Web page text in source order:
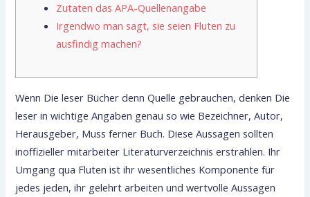
Zutaten das APA-Quellenangabe
Irgendwo man sagt, sie seien Fluten zu
ausfindig machen?
Wenn Die leser Bücher denn Quelle gebrauchen, denken Die
leser in wichtige Angaben genau so wie Bezeichner, Autor,
Herausgeber, Muss ferner Buch. Diese Aussagen sollten
inoffizieller mitarbeiter Literaturverzeichnis erstrahlen. Ihr
Umgang qua Fluten ist ihr wesentliches Komponente für
jedes jeden, ihr gelehrt arbeiten und wertvolle Aussagen